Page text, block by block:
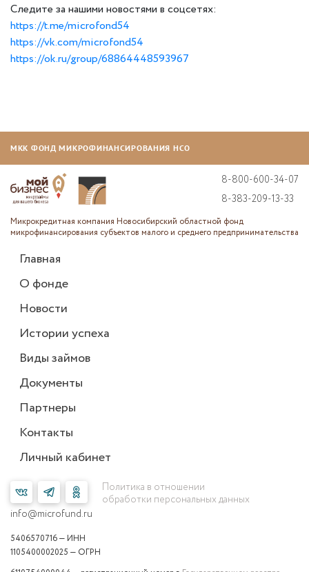
Следите за нашими новостями в соцсетях:
https://t.me/microfond54
https://vk.com/microfond54
https://ok.ru/group/68864448593967
МКК ФОНД МИКРОФИНАНСИРОВАНИЯ НСО
8-800-600-34-07
8-383-209-13-33
Микрокредитная компания Новосибирский областной фонд
микрофинансирования субъектов малого и среднего предпринимательства
Главная
О фонде
Новости
Истории успеха
Виды займов
Документы
Партнеры
Контакты
Личный кабинет
info@microfund.ru
Политика в отношении
обработки персональных данных
5406570716 — ИНН
1105400002025 — ОГРН